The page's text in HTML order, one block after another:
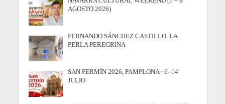
AGOSTO 2026)
FERNANDO SÁNCHEZ CASTILLO. LA
PERLA PEREGRINA
SAN FERMÍN 2026, PAMPLONA · 6–14
JULIO